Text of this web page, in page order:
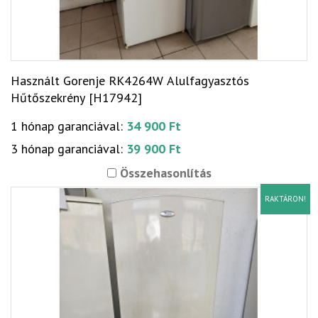
Használt Gorenje RK4264W Alulfagyasztós
Hűtőszekrény [H17942]
1 hónap garanciával: 34 900 Ft
3 hónap garanciával: 39 900 Ft
Összehasonlítás
RAKTÁRON!